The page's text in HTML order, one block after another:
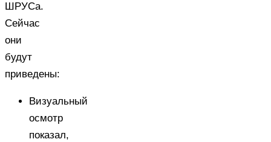
ШРУСа.
Сейчас
они
будут
приведены:
Визуальный
осмотр
показал,